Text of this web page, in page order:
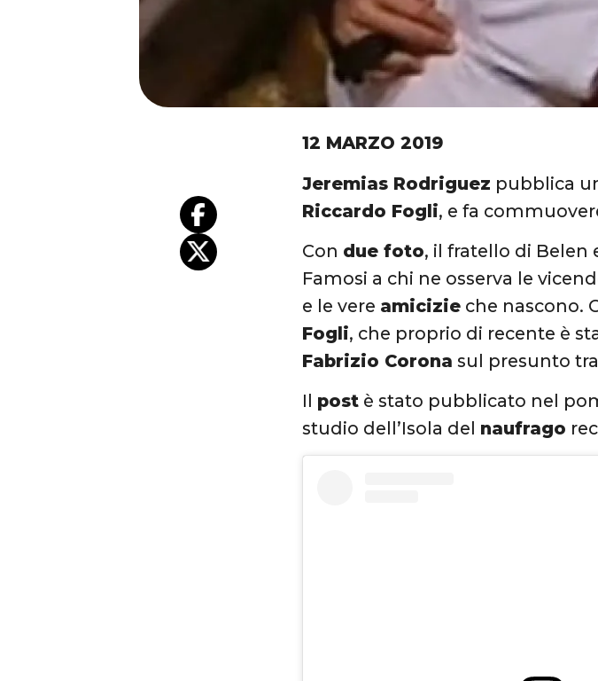
12 MARZO 2019
Jeremias Rodriguez pubblica
Riccardo Fogli, e fa
Con due foto, il fratello di Belen
Famosi a chi ne osserva le
e le vere amicizie che nascono.
Fogli, che proprio di recente è
Fabrizio Corona sul presunto
Il post è stato pubblicato nel
studio dell’Isola del naufrago